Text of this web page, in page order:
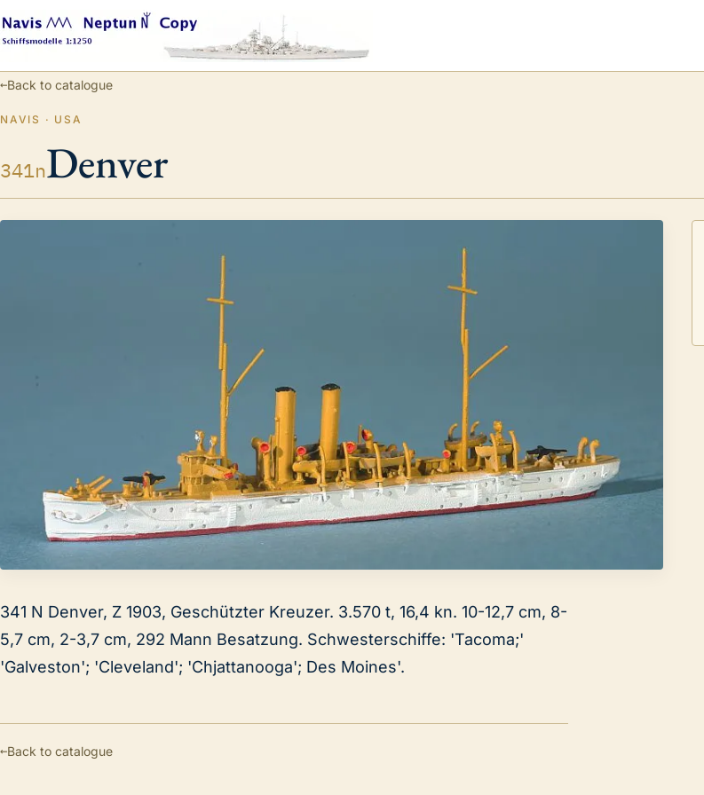
←Back to catalogue
NAVIS · USA
341nDenver
341 N Denver, Z 1903, Geschützter Kreuzer. 3.570 t, 16,4 kn. 10-12,7 cm, 8-
5,7 cm, 2-3,7 cm, 292 Mann Besatzung. Schwesterschiffe: 'Tacoma;'
'Galveston'; 'Cleveland'; 'Chjattanooga'; Des Moines'.
←Back to catalogue